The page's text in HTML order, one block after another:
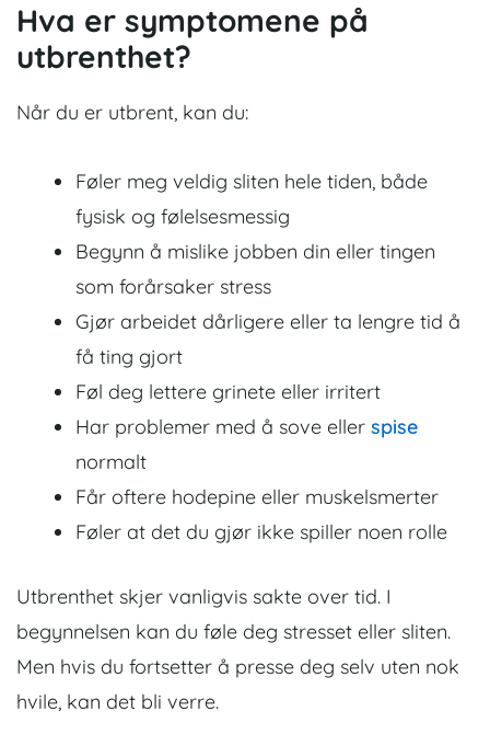
Hva er symptomene på
utbrenthet?
Når du er utbrent, kan du:
Føler meg veldig sliten hele tiden, både
fysisk og følelsesmessig
Begynn å mislike jobben din eller tingen
som forårsaker stress
Gjør arbeidet dårligere eller ta lengre tid å
få ting gjort
Føl deg lettere grinete eller irritert
Har problemer med å sove eller spise
normalt
Får oftere hodepine eller muskelsmerter
Føler at det du gjør ikke spiller noen rolle
Utbrenthet skjer vanligvis sakte over tid. I
begynnelsen kan du føle deg stresset eller sliten.
Men hvis du fortsetter å presse deg selv uten nok
hvile, kan det bli verre.